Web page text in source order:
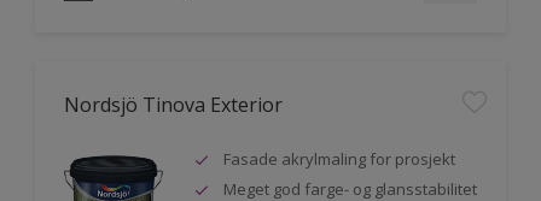
Nordsjö Tinova Exterior
Fasade akrylmaling for prosjekt
Meget god farge- og glansstabilitet